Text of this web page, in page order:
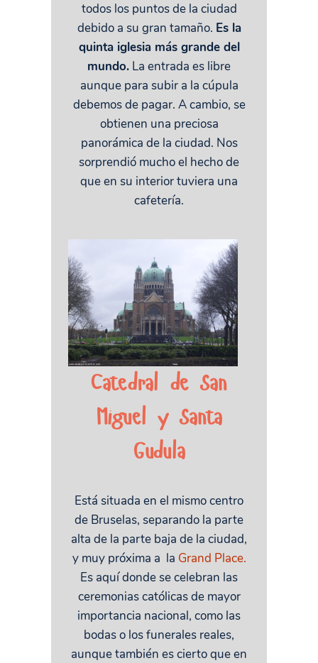
todos los puntos de la ciudad
debido a su gran tamaño. Es la
quinta iglesia más grande del
mundo. La entrada es libre
aunque para subir a la cúpula
debemos de pagar. A cambio, se
obtienen una preciosa
panorámica de la ciudad. Nos
sorprendió mucho el hecho de
que en su interior tuviera una
cafetería.
Catedral de San
Miguel y Santa
Gudula
Está situada en el mismo centro
de Bruselas, separando la parte
alta de la parte baja de la ciudad,
y muy próxima a la Grand Place.
Es aquí donde se celebran las
ceremonias católicas de mayor
importancia nacional, como las
bodas o los funerales reales,
aunque también es cierto que en